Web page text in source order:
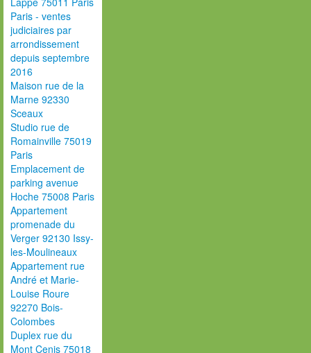
Paris - ventes
judiciaires par
arrondissement
depuis septembre
2016
Maison rue de la
Marne 92330
Sceaux
Studio rue de
Romainville 75019
Paris
Emplacement de
parking avenue
Hoche 75008 Paris
Appartement
promenade du
Verger 92130 Issy-
les-Moulineaux
Appartement rue
André et Marie-
Louise Roure
92270 Bois-
Colombes
Duplex rue du
Mont Cenis 75018